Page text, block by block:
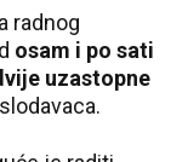
radnog
osam i po sati
uzastopne